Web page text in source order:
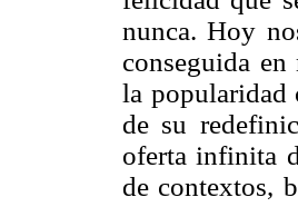
nunca. Hoy
conseguida
la popularidad
de su
oferta infinita
de contextos,